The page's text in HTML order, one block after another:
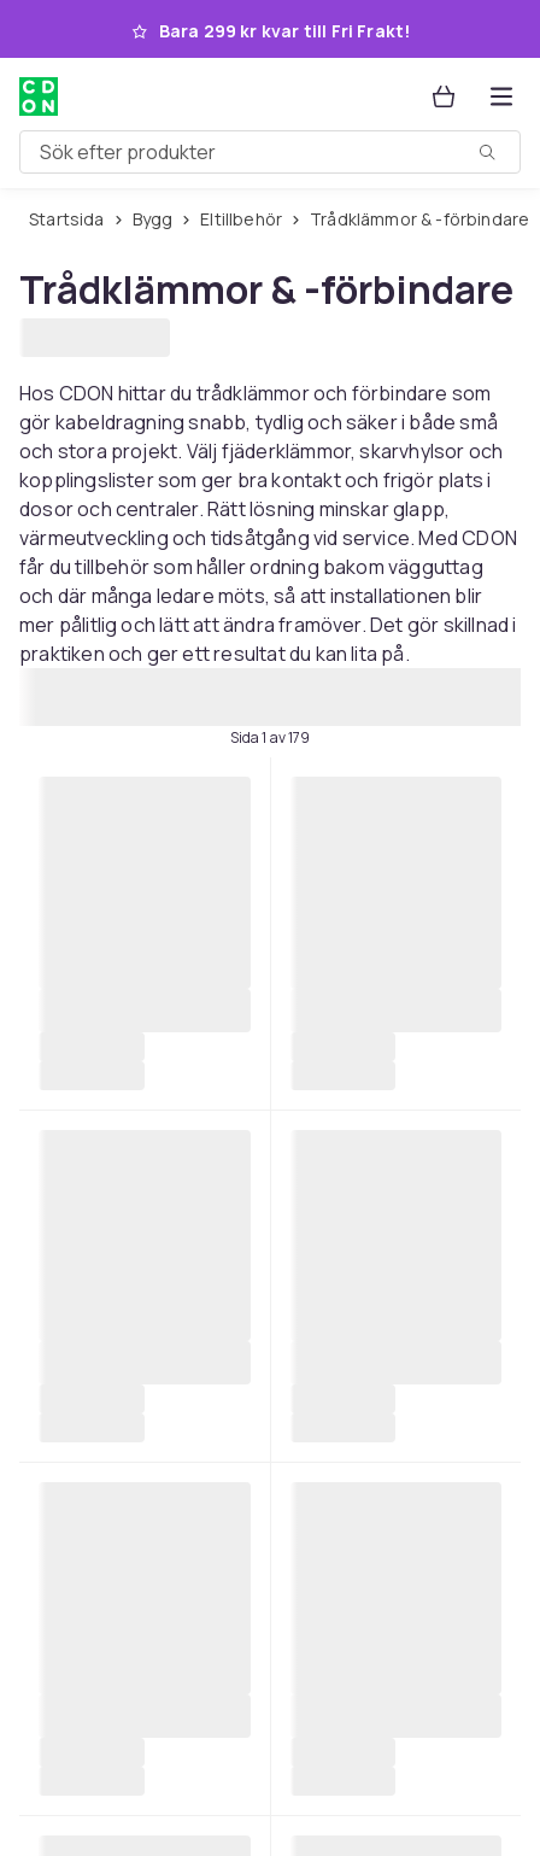
Hoppa till huvudinnehållet
Bara 299 kr kvar till Fri Frakt!
Sök efter produkter
Startsida Bygg Eltillbehör Trådklämmor & -förbindare
Trådklämmor & -förbindare
Hos CDON hittar du trådklämmor och förbindare som
gör kabeldragning snabb, tydlig och säker i både små
och stora projekt. Välj fjäderklämmor, skarvhylsor och
kopplingslister som ger bra kontakt och frigör plats i
dosor och centraler. Rätt lösning minskar glapp,
värmeutveckling och tidsåtgång vid service. Med CDON
får du tillbehör som håller ordning bakom vägguttag
och där många ledare möts, så att installationen blir
mer pålitlig och lätt att ändra framöver. Det gör skillnad i
praktiken och ger ett resultat du kan lita på.
Sida 1 av 179